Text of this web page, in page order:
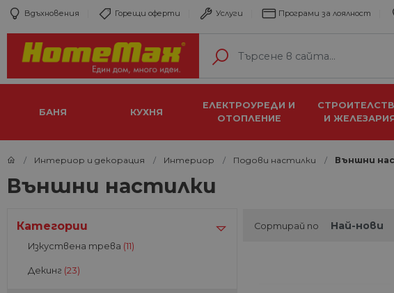
Вдъхновения Горещи оферти Услуги Програми за лоялност
БАНЯ КУХНЯ
ЕЛЕКТРОУРЕДИ И
ОТОПЛЕНИЕ
И
Интериор и декорация Интериор Подови настилки Външни
Външни настилки
Категории
Изкуствена трева (11)
Декинг (23)
Сортирай по